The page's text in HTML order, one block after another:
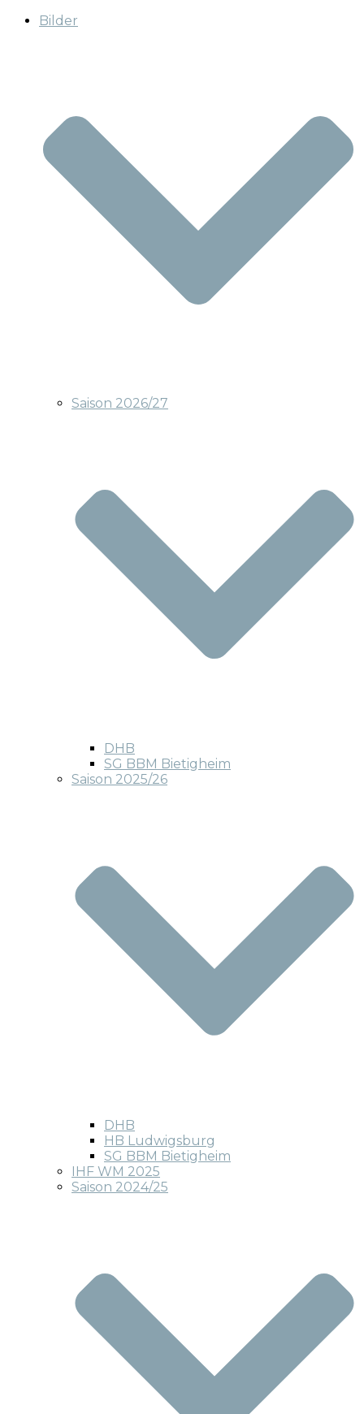
Bilder
Saison 2026/27
DHB
SG BBM Bietigheim
Saison 2025/26
DHB
HB Ludwigsburg
SG BBM Bietigheim
IHF WM 2025
Saison 2024/25